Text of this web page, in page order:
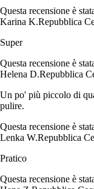
Questa recensione è
Karina K.Repubblica
Super
Questa recensione è
Helena D.Repubblica
Un po' più piccolo di
pulire.
Questa recensione è
Lenka W.Repubblica
Pratico
Questa recensione è